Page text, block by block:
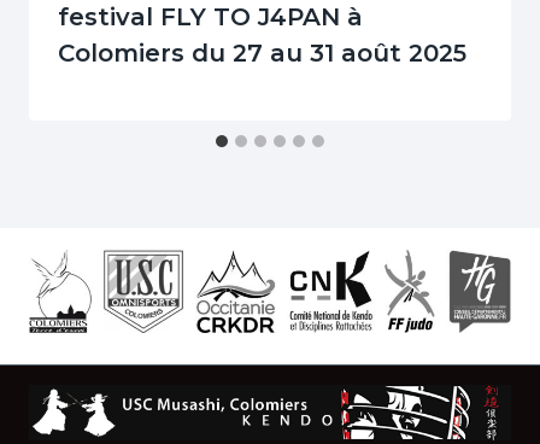
festival FLY TO J4PAN à
Colomiers du 27 au 31 août 2025